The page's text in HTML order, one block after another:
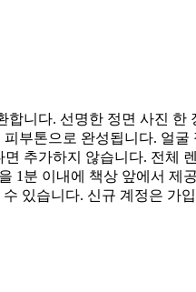
니다. 선명한 정면 사진
부톤으로 완성됩니다. 얼
추가하지 않습니다. 전체
분 이내에 책상 앞에서 제
있습니다. 신규 계정은